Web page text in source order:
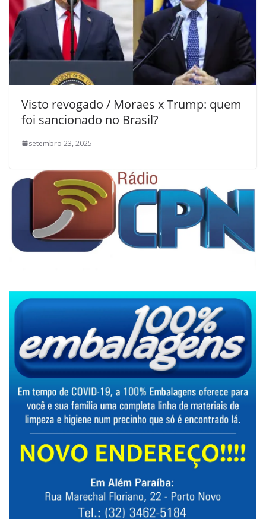
Visto revogado / Moraes x Trump: quem
foi sancionado no Brasil?
setembro 23, 2025